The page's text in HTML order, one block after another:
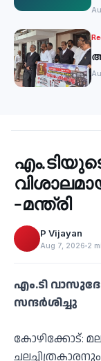
‹
-മന്ത്രി
P Vijayan
Aug 7, 2026 2
എം.ടി
സന്ദര്‍ശിച്ചു
കോഴിക്കോട്: